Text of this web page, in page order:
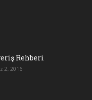
Rehberi
2, 2016